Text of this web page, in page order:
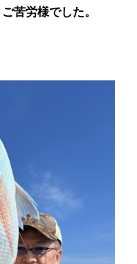
苦労様でした。